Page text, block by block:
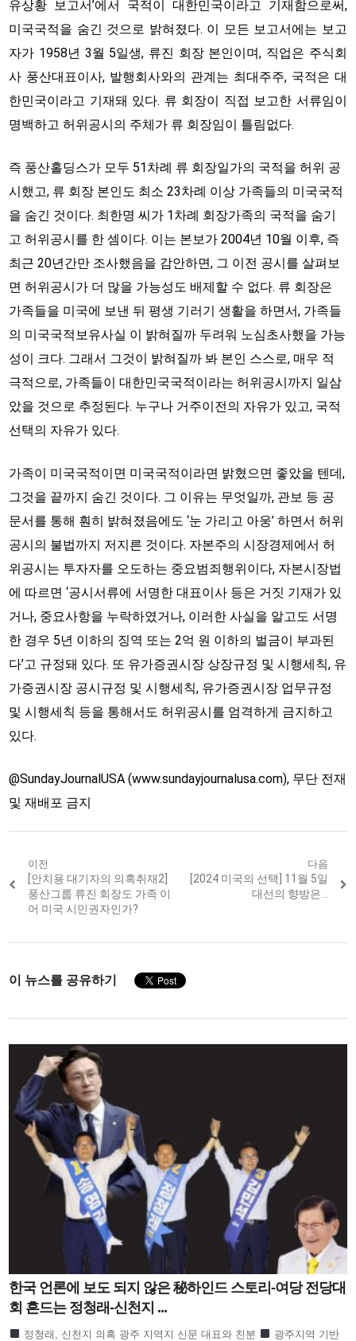
유상황 보고서’에서 국적이 대한민국이라고 기재함으로써,
미국국적을 숨긴 것으로 밝혀졌다. 이 모든 보고서에는 보고
자가 1958년 3월 5일생, 류진 회장 본인이며, 직업은 주식회
사 풍산대표이사, 발행회사와의 관계는 최대주주, 국적은 대
한민국이라고 기재돼 있다. 류 회장이 직접 보고한 서류임이
명백하고 허위공시의 주체가 류 회장임이 틀림없다.
즉 풍산홀딩스가 모두 51차례 류 회장일가의 국적을 허위 공
시했고, 류 회장 본인도 최소 23차례 이상 가족들의 미국국적
을 숨긴 것이다. 최한명 씨가 1차례 회장가족의 국적을 숨기
고 허위공시를 한 셈이다. 이는 본보가 2004년 10월 이후, 즉
최근 20년간만 조사했음을 감안하면, 그 이전 공시를 살펴보
면 허위공시가 더 많을 가능성도 배제할 수 없다. 류 회장은
가족들을 미국에 보낸 뒤 평생 기러기 생활을 하면서, 가족들
의 미국국적보유사실 이 밝혀질까 두려워 노심초사했을 가능
성이 크다. 그래서 그것이 밝혀질까 봐 본인 스스로, 매우 적
극적으로, 가족들이 대한민국국적이라는 허위공시까지 일삼
았을 것으로 추정된다. 누구나 거주이전의 자유가 있고, 국적
선택의 자유가 있다.
가족이 미국국적이면 미국국적이라면 밝혔으면 좋았을 텐데,
그것을 끝까지 숨긴 것이다. 그 이유는 무엇일까, 관보 등 공
문서를 통해 훤히 밝혀졌음에도 ‘눈 가리고 아웅’ 하면서 허위
공시의 불법까지 저지른 것이다. 자본주의 시장경제에서 허
위공시는 투자자를 오도하는 중요범죄행위이다, 자본시장법
에 따르면 ‘공시서류에 서명한 대표이사 등은 거짓 기재가 있
거나, 중요사항을 누락하였거나, 이러한 사실을 알고도 서명
한 경우 5년 이하의 징역 또는 2억 원 이하의 벌금이 부과된
다’고 규정돼 있다. 또 유가증권시장 상장규정 및 시행세칙, 유
가증권시장 공시규정 및 시행세칙, 유가증권시장 업무규정
및 시행세칙 등을 통해서도 허위공시를 엄격하게 금지하고
있다.
@SundayJournalUSA (www.sundayjournalusa.com), 무단 전재
및 재배포 금지
Post
navigation
이전
Previous
post:
[안치용 대기자의 의혹취재2]
풍산그룹 류진 회장도 가족 이
어 미국 시민권자인가?
다음
Next
[2024 미국의 선택] 11월 5일
대선의 향방은…
이 뉴스를 공유하기
한국 언론에 보도 되지 않은 秘하인드 스토리-여당 전당대
회 흔드는 정청래-신천지 ...
정청래, 신천지 의혹 광주 지역지 신문 대표와 친분 광주지역 기반